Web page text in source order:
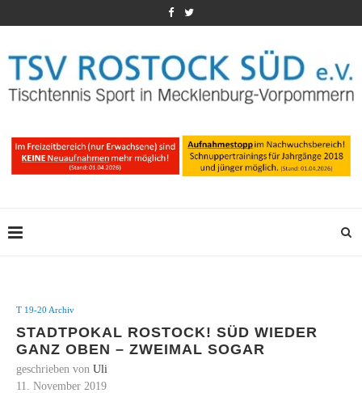
T 19-20 Archiv
STADTPOKAL ROSTOCK! SÜD WIEDER
GANZ OBEN – ZWEIMAL SOGAR
geschrieben von Uli
11. November 2019